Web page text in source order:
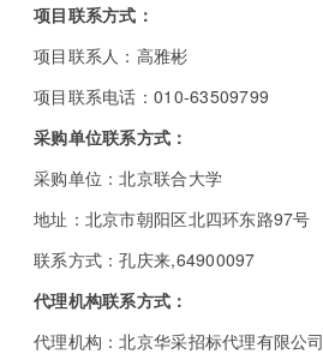
项目联系方式：
项目联系人：高雅彬
项目联系电话：010-63509799
采购单位联系方式：
采购单位：北京联合大学
地址：北京市朝阳区北四环东路97号
联系方式：孔庆来,64900097
代理机构联系方式：
代理机构：北京华采招标代理有限公司